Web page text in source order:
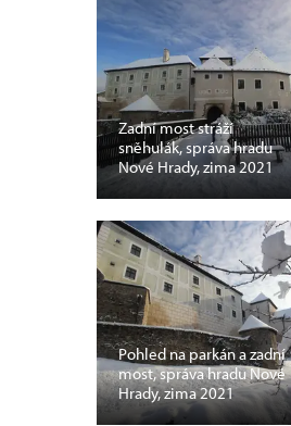
Zadní most stráží
sněhulák, správa hradu
Nové Hrady, zima 2021
Pohled na parkán a zadní
most, správa hradu Nové
Hrady, zima 2021